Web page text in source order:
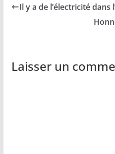
Il y a de l’électricité dans
Laisser un